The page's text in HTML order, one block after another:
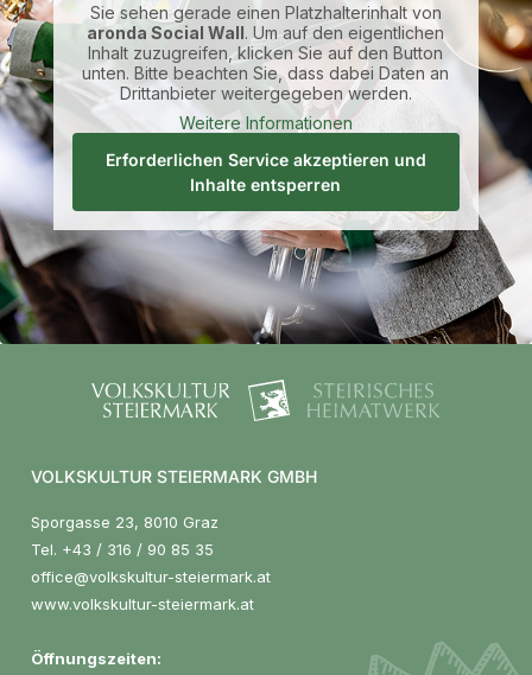
Sie sehen gerade einen Platzhalterinhalt von
aronda Social Wall. Um auf den eigentlichen
Inhalt zuzugreifen, klicken Sie auf den Button
unten. Bitte beachten Sie, dass dabei Daten an
Drittanbieter weitergegeben werden.
Weitere Informationen
Erforderlichen Service akzeptieren und
Inhalte entsperren
VOLKSKULTUR STEIERMARK GMBH
Sporgasse 23, 8010 Graz
Tel. +43 / 316 / 90 85 35
office@volkskultur-steiermark.at
www.volkskultur-steiermark.at
Öffnungszeiten: